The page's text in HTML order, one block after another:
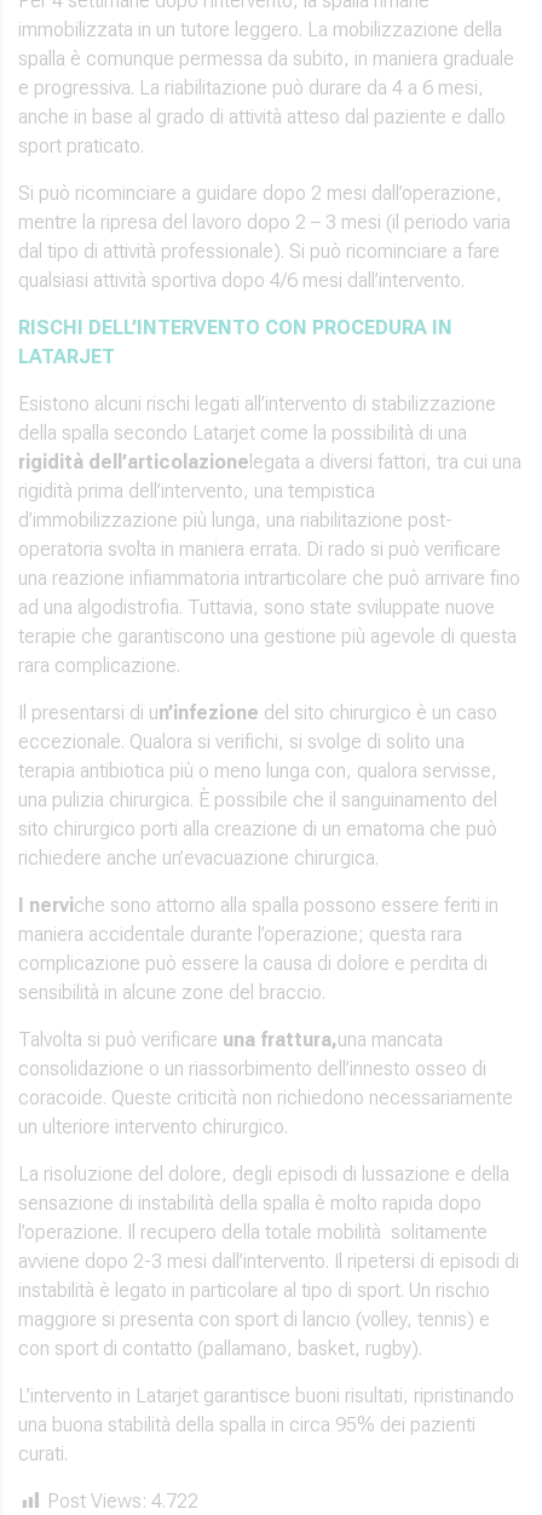
immobilizzata in un tutore leggero. La mobilizzazione della
spalla è comunque permessa da subito, in maniera graduale
e progressiva. La riabilitazione può durare da 4 a 6 mesi,
anche in base al grado di attività atteso dal paziente e dallo
sport praticato.
Si può ricominciare a guidare dopo 2 mesi dall’operazione,
mentre la ripresa del lavoro dopo 2 – 3 mesi (il periodo varia
dal tipo di attività professionale). Si può ricominciare a fare
qualsiasi attività sportiva dopo 4/6 mesi dall’intervento.
RISCHI DELL’INTERVENTO CON PROCEDURA IN
LATARJET
Esistono alcuni rischi legati all’intervento di stabilizzazione
della spalla secondo Latarjet come la possibilità di una
rigidità dell’articolazione legata a diversi fattori, tra cui una
rigidità prima dell’intervento, una tempistica
d’immobilizzazione più lunga, una riabilitazione post-
operatoria svolta in maniera errata. Di rado si può verificare
una reazione infiammatoria intrarticolare che può arrivare fino
ad una algodistrofia. Tuttavia, sono state sviluppate nuove
terapie che garantiscono una gestione più agevole di questa
rara complicazione.
Il presentarsi di un’infezione del sito chirurgico è un caso
eccezionale. Qualora si verifichi, si svolge di solito una
terapia antibiotica più o meno lunga con, qualora servisse,
una pulizia chirurgica. È possibile che il sanguinamento del
sito chirurgico porti alla creazione di un ematoma che può
richiedere anche un’evacuazione chirurgica.
I nerviche sono attorno alla spalla possono essere feriti in
maniera accidentale durante l’operazione; questa rara
complicazione può essere la causa di dolore e perdita di
sensibilità in alcune zone del braccio.
Talvolta si può verificare una frattura,una mancata
consolidazione o un riassorbimento dell’innesto osseo di
coracoide. Queste criticità non richiedono necessariamente
un ulteriore intervento chirurgico.
La risoluzione del dolore, degli episodi di lussazione e della
sensazione di instabilità della spalla è molto rapida dopo
l’operazione. Il recupero della totale mobilità solitamente
avviene dopo 2-3 mesi dall’intervento. Il ripetersi di episodi di
instabilità è legato in particolare al tipo di sport. Un rischio
maggiore si presenta con sport di lancio (volley, tennis) e
con sport di contatto (pallamano, basket, rugby).
L’intervento in Latarjet garantisce buoni risultati, ripristinando
una buona stabilità della spalla in circa 95% dei pazienti
curati.
Post Views: 4.722